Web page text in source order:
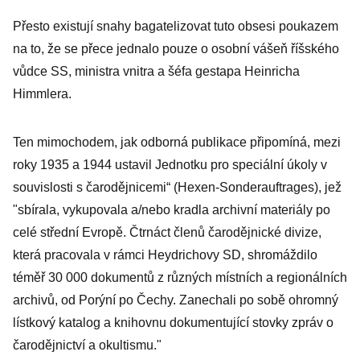
Přesto existují snahy bagatelizovat tuto obsesi poukazem
na to, že se přece jednalo pouze o osobní vášeň říšského
vůdce SS, ministra vnitra a šéfa gestapa Heinricha
Himmlera.
Ten mimochodem, jak odborná publikace připomíná, mezi
roky 1935 a 1944 ustavil Jednotku pro speciální úkoly v
souvislosti s čarodějnicemi“ (Hexen-Sonderauftrages), jež
"sbírala, vykupovala a/nebo kradla archivní materiály po
celé střední Evropě. Čtrnáct členů čarodějnické divize,
která pracovala v rámci Heydrichovy SD, shromáždilo
téměř 30 000 dokumentů z různých místních a regionálních
archivů, od Porýní po Čechy. Zanechali po sobě ohromný
lístkový katalog a knihovnu dokumentující stovky zpráv o
čarodějnictví a okultismu."